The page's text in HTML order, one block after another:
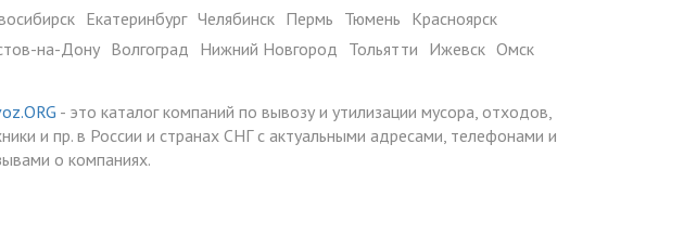
Екатеринбург Челябинск Пермь Тюмень Красноярск
на-Дону Волгоград Нижний Новгород Тольятти Ижевск Омск
- это каталог компаний по вывозу и утилизации мусора, отходов,
и пр. в России и странах СНГ с актуальными адресами, телефонами и
о компаниях.